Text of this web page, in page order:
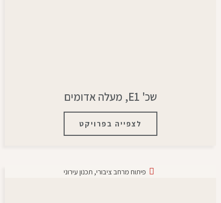
שכ' E1, מעלה אדומים
לצפייה בפרויקט
פיתוח מרחב ציבורי, תכנון עירוני